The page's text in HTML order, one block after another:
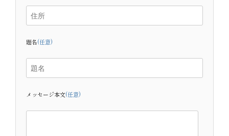
題名(任意)
メッセージ本文(任意)